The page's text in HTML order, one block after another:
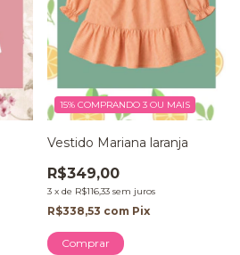
15% COMPRANDO 3 OU MAIS
Vestido Mariana laranja
R$349,00
3 x de R$116,33 sem juros
R$338,53 com Pix
Comprar